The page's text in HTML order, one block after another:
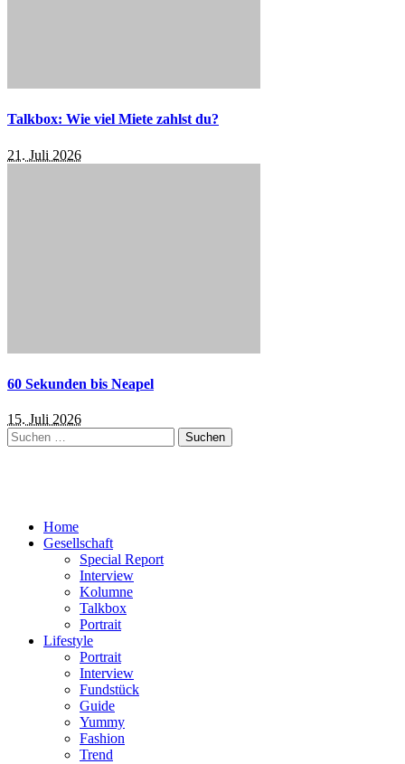
Talkbox: Wie viel Miete zahlst du?
21. Juli 2026
60 Sekunden bis Neapel
15. Juli 2026
Suchen
nach:
Home
Gesellschaft
Special Report
Interview
Kolumne
Talkbox
Portrait
Lifestyle
Portrait
Interview
Fundstück
Guide
Yummy
Fashion
Trend